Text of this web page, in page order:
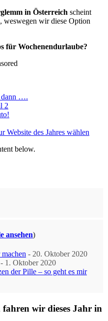
in Österreich scheint
weswegen wir diese Option
für Wochenendurlaube?
dann ….
2
Website des Jahres wählen
below.
ansehen)
- 20. Oktober 2020
- 1. Oktober 2020
der Pille – so geht es mir
wir dieses Jahr in